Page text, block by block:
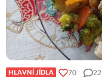
HLAVNÍ JÍDLA 70 22